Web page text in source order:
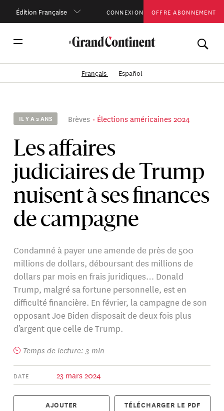
Édition Française CONNEXION OFFRE ABONNEMENT
Français Español
IL Y A 2 ANS Brèves Élections américaines 2024
Les affaires
judiciaires de Trump
nuisent à ses finances
de campagne
Condamné à payer une amende de près de 500
millions de dollars, déboursant des millions de
dollars par mois en frais juridiques… Donald
Trump, malgré sa fortune personnelle, est en
difficulté financière. En février, la campagne de son
opposant Joe Biden disposait de deux fois plus
d’argent que celle de Trump.
Temps de lecture: 3 min
DATE 23 mars 2024
AJOUTER TÉLÉCHARGER LE PDF